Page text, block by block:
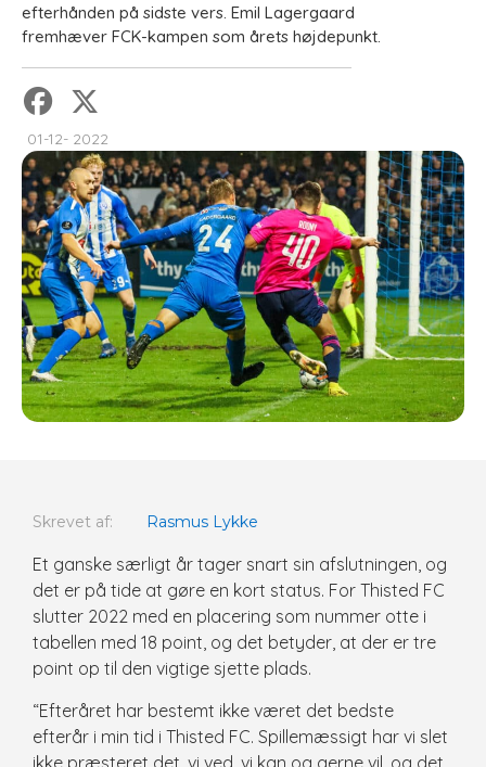
efterhånden på sidste vers. Emil Lagergaard
fremhæver FCK-kampen som årets højdepunkt.
01-12- 2022
Skrevet af: Rasmus Lykke
Et ganske særligt år tager snart sin afslutningen, og
det er på tide at gøre en kort status. For Thisted FC
slutter 2022 med en placering som nummer otte i
tabellen med 18 point, og det betyder, at der er tre
point op til den vigtige sjette plads.
“Efteråret har bestemt ikke været det bedste
efterår i min tid i Thisted FC. Spillemæssigt har vi slet
ikke præsteret det, vi ved, vi kan og gerne vil, og det